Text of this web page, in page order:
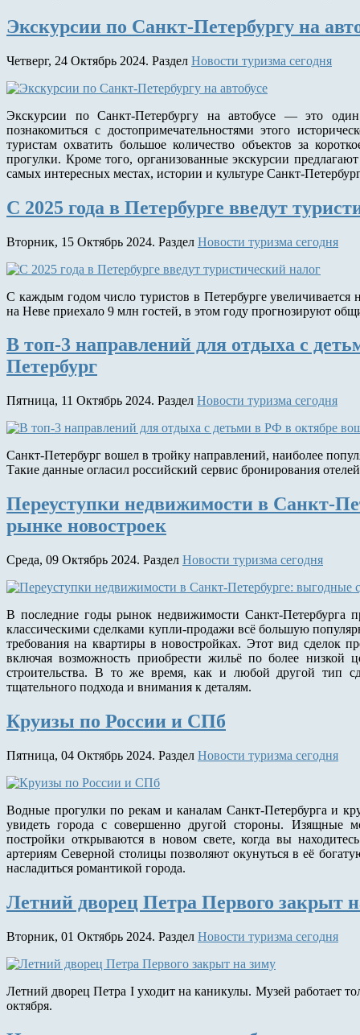
Экскурсии по Санкт-Петербургу на
Четверг, 24 Октябрь 2024. Раздел Новости туризма сегодня
Экскурсии по Санкт-Петербургу на автобусе — это
познакомиться с достопримечательностями этого
туристам охватить большое количество объектов за
прогулки. Кроме того, организованные экскурсии
самых интересных местах, истории и культуре Санкт-
С 2025 года в Петербурге введут
Вторник, 15 Октябрь 2024. Раздел Новости туризма сегодня
С каждым годом число туристов в Петербурге
на Неве приехало 9 млн гостей, в этом году прогнозируют
В топ-3 направлений для отдыха с
Петербург
Пятница, 11 Октябрь 2024. Раздел Новости туризма сегодня
Санкт‑Петербург вошел в тройку направлений, наиболее
Такие данные огласил российский сервис бронирования
Переуступки недвижимости в Санкт-
рынке новостроек
Среда, 09 Октябрь 2024. Раздел Новости туризма сегодня
В последние годы рынок недвижимости Санкт-Петербурга
классическими сделками купли-продажи всё большую
требования на квартиры в новостройках. Этот вид сделок
включая возможность приобрести жильё по более низкой
строительства. В то же время, как и любой другой тип
тщательного подхода и внимания к деталям.
Круизы по России и СПб
Пятница, 04 Октябрь 2024. Раздел Новости туризма сегодня
Водные прогулки по рекам и каналам Санкт-Петербурга и
увидеть города с совершенно другой стороны. Изящные
постройки открываются в новом свете, когда вы
артериям Северной столицы позволяют окунуться в её
насладиться романтикой города.
Летний дворец Петра Первого закрыт
Вторник, 01 Октябрь 2024. Раздел Новости туризма сегодня
Летний дворец Петра I уходит на каникулы. Музей работает
октября.